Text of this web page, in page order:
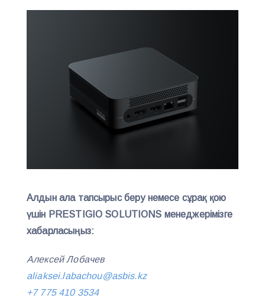
Алдын ала тапсырыс беру немесе сұрақ қою
үшін PRESTIGIO SOLUTIONS менеджерімізге
хабарласыңыз:
Алексей Лобачев
aliaksei.labachou@asbis.kz
+7 775 410 3534